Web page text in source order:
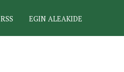
RSS EGIN ALEAKIDE